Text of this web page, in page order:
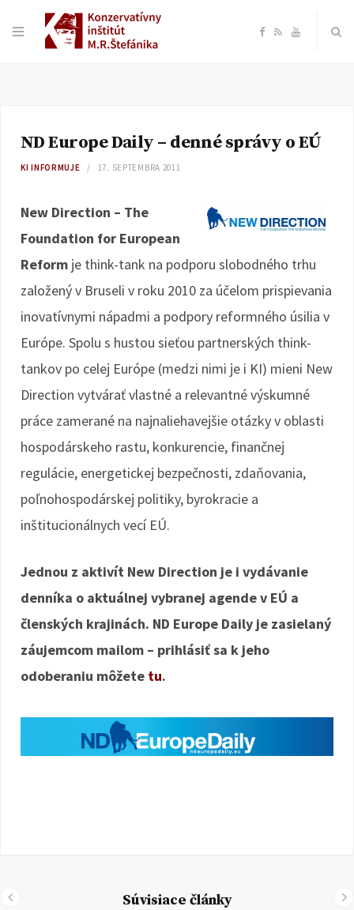
F
e
o
o
R Y
T
b
e
ND Europe Daily – denné správy o EÚ
KI INFORMUJE 17. SEPTEMBRA 2011
New Direction – The
Foundation for European
Reform je think-tank na podporu slobodného trhu
založený v Bruseli v roku 2010 za účelom prispievania
inovatívnymi nápadmi a podpory reformného úsilia v
Európe. Spolu s hustou sieťou partnerských think-
tankov po celej Európe (medzi nimi je i KI) mieni New
Direction vytvárať vlastné a relevantné výskumné
práce zamerané na najnaliehavejšie otázky v oblasti
hospodárskeho rastu, konkurencie, finančnej
regulácie, energetickej bezpečnosti, zdaňovania,
poľnohospodárskej politiky, byrokracie a
inštitucionálnych vecí EÚ.
Jednou z aktivít New Direction je i vydávanie
denníka o aktuálnej vybranej agende v EÚ a
členských krajinách. ND Europe Daily je zasielaný
záujemcom mailom – prihlásiť sa k jeho
odoberaniu môžete tu.
Súvisiace články